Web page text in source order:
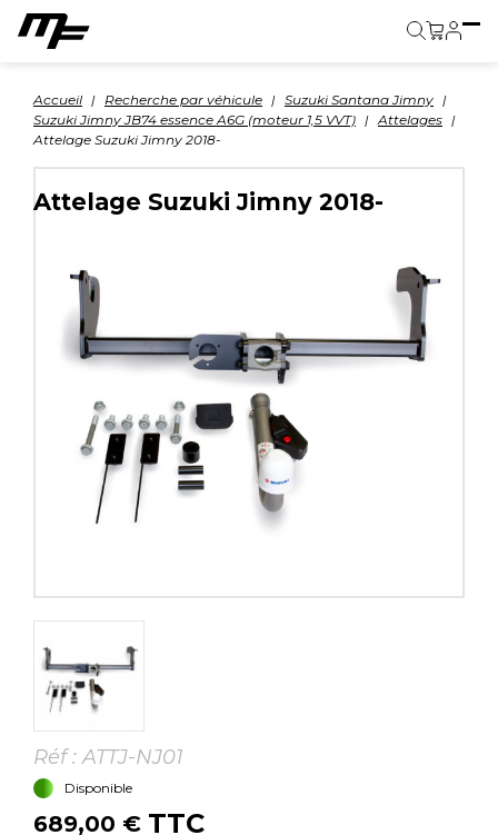
Accueil Recherche par véhicule
Suzuki Santana Jimny
Suzuki Jimny JB74 essence A6G (moteur 1,5 VVT)
Attelages
Attelage Suzuki Jimny 2018-
Attelage Suzuki Jimny 2018-
Réf : ATTJ-NJ01
Disponible
689,00 € TTC